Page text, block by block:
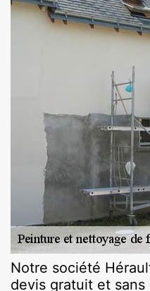
Notre société
devis gratuit et sans